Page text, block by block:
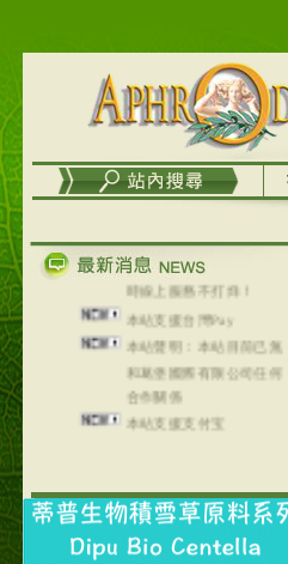
在外租屋者、居住處無管
理員、不方便在工作地點
取件者，歡迎多多使用
【郵局i郵箱】的服務喔～
【i郵箱】設立的地點，請
進入內頁連結～
Line@aphrodite2020 24小
時線上服務不打烊！
本站支援台灣Pay
本站聲明：本站目前已無
和葛堡國際有限公司任何
合作關係
本站支援支付宝
2017年1月1日起，中国大